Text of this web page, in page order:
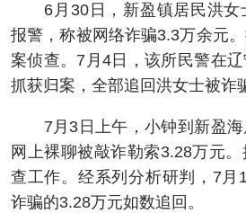
6月30日，新盈镇居民洪女
报警，称被网络诈骗3.3万余元
案侦查。7月4日，该所民警在
抓获归案，全部追回洪女士被诈
7月3日上午，小钟到新盈海
网上裸聊被敲诈勒索3.28万元
查工作。经系列分析研判，7月
诈骗的3.28万元如数追回。